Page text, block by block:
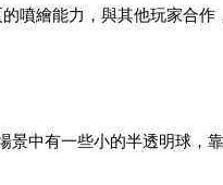
噴繪能力，與其他玩家合作
景中有一些小的半透明球，